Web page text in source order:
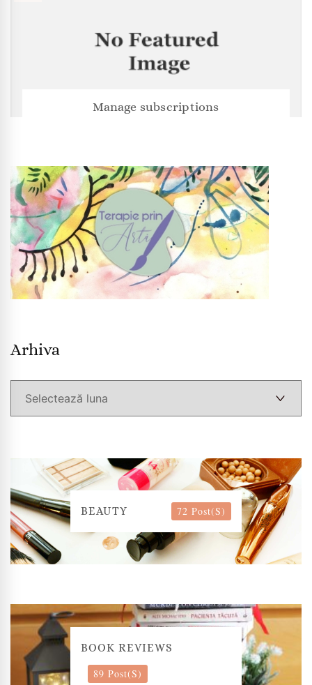
Manage subscriptions
Arhiva
BEAUTY 72 Post(s)
BOOK REVIEWS
89 Post(s)